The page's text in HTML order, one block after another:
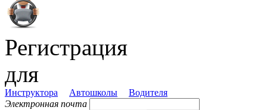
Регистрация
для
Инструктора Автошколы
Водителя
Электронная почта